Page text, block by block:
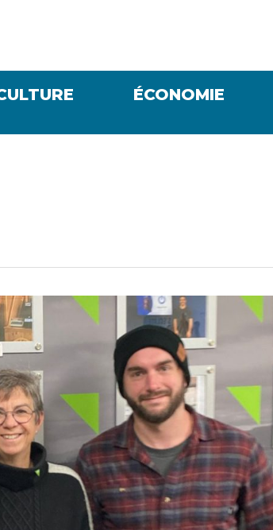
ÉCONOMIE